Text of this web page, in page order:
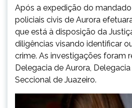
Após a expedição do
policiais civis de Aurora
que está à disposição da
diligências visando identificar
crime. As investigações foram
Delegacia de Aurora, Delegacia
Seccional de Juazeiro.